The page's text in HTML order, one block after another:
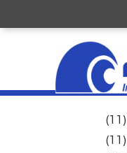
(11)
(11)